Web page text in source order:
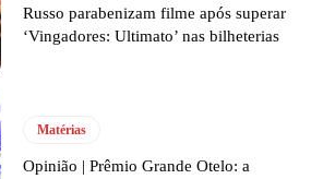
Russo parabenizam filme após superar
‘Vingadores: Ultimato’ nas bilheterias
Matérias
Opinião | Prêmio Grande Otelo: a